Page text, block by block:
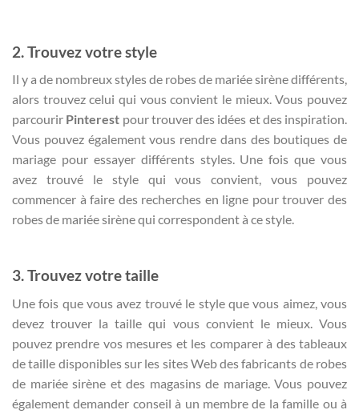
2. Trouvez votre style
Il y a de nombreux styles de robes de mariée sirène différents,
alors trouvez celui qui vous convient le mieux. Vous pouvez
parcourir Pinterest pour trouver des idées et des inspiration.
Vous pouvez également vous rendre dans des boutiques de
mariage pour essayer différents styles. Une fois que vous
avez trouvé le style qui vous convient, vous pouvez
commencer à faire des recherches en ligne pour trouver des
robes de mariée sirène qui correspondent à ce style.
3. Trouvez votre taille
Une fois que vous avez trouvé le style que vous aimez, vous
devez trouver la taille qui vous convient le mieux. Vous
pouvez prendre vos mesures et les comparer à des tableaux
de taille disponibles sur les sites Web des fabricants de robes
de mariée sirène et des magasins de mariage. Vous pouvez
également demander conseil à un membre de la famille ou à